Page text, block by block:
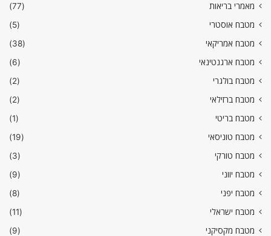
מאמרי בריאות
(77)
מטבח אוסטרי
(5)
מטבח אמריקאי
(38)
מטבח ארגנטינאי
(6)
מטבח בולגרי
(2)
מטבח ברזילאי
(2)
מטבח בריטי
(1)
מטבח טוניסאי
(19)
מטבח טורקי
(3)
מטבח יווני
(9)
מטבח יפני
(8)
מטבח ישראלי
(11)
מטבח מקסיקני
(9)